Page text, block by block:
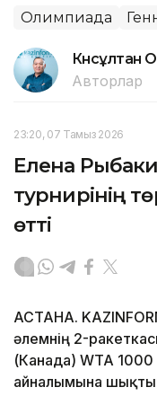
Олимпиада
Күнсұлтан
Авторлар
23:20, 07 Тамыз 2026
Елена
турнирінің
өтті
АСТАНА.
әлемнің 2-
(Канада) WTA 1000
айналымына